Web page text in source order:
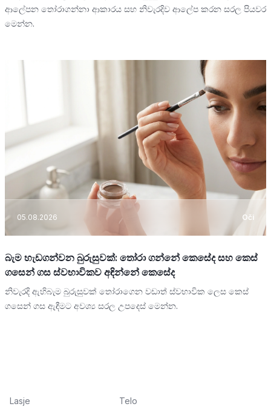
ආලේපන තෝරාගන්නා ආකාරය සහ නිවැරදිව ආලේප කරන සරල පියවර
මෙන්න.
05.08.2026 Oči
බැම හැඩගන්වන බුරුසුවක්: තෝරා ගන්නේ කෙසේද සහ කෙස්
ගසෙන් ගස ස්වභාවිකව අඳින්නේ කෙසේද
නිවැරදි ඇහිබැම බුරුසුවක් තෝරාගෙන වඩාත් ස්වභාවික ලෙස කෙස්
ගසෙන් ගස ඇඳීමට අවශ්‍ය සරල උපදෙස් මෙන්න.
Lasje
Telo